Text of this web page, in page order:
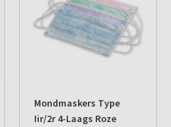
Mondmaskers Type
Iir/2r 4-Laags Roze